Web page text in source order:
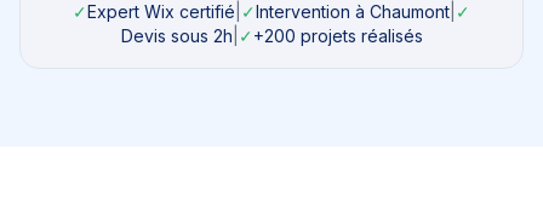
✓Expert Wix certifié ✓Intervention à Chaumont ✓
Devis sous 2h ✓+200 projets réalisés